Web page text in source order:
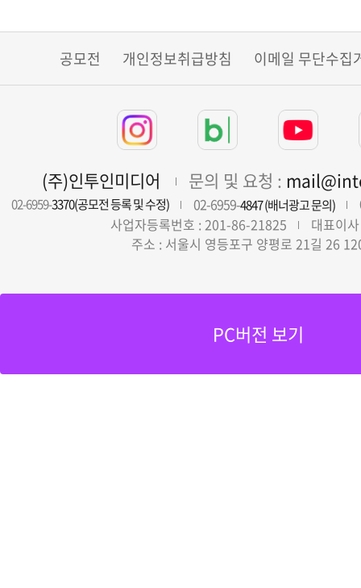
공모전 개인정보취급방침 이메일 무단수집
(주)인투인미디어 문의 및 요청 :
02-6959-3370(공모전 등록 및 수정) 02-6959-4847 (배너광고 문의)
사업자등록번호 : 201-86-21825
대표이
주소 : 서울시 영등포구 양평로 21길 26
PC버전 보기